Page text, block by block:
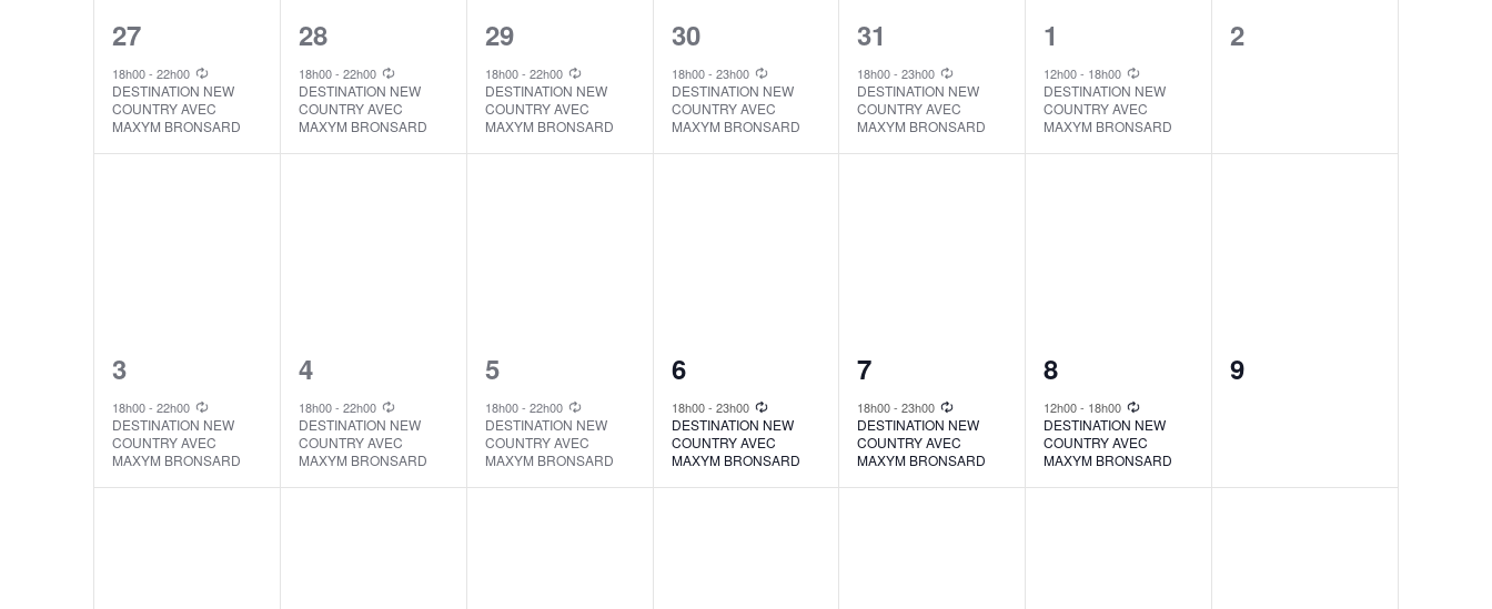
1
event,
27
18h00- 22h00
DESTINATION NEW
COUNTRY AVEC
MAXYM BRONSARD
1
event,
28
18h00- 22h00
DESTINATION NEW
COUNTRY AVEC
MAXYM BRONSARD
1
event,
29
18h00- 22h00
DESTINATION NEW
COUNTRY AVEC
MAXYM BRONSARD
1
event,
30
18h00- 23h00
DESTINATION NEW
COUNTRY AVEC
MAXYM BRONSARD
1
event,
31
18h00-23h00
DESTINATION NEW
COUNTRY AVEC
MAXYM BRONSARD
1
event,
1
12h00- 18h00
DESTINATION NEW
COUNTRY AVEC
MAXYM BRONSARD
0
2
1
event,
3
18h00- 22h00
DESTINATION NEW
COUNTRY AVEC
MAXYM BRONSARD
1
event,
4
18h00- 22h00
DESTINATION NEW
COUNTRY AVEC
MAXYM BRONSARD
1
event,
5
18h00- 22h00
DESTINATION NEW
COUNTRY AVEC
MAXYM BRONSARD
1
event,
6
18h00- 23h00
DESTINATION NEW
COUNTRY AVEC
MAXYM BRONSARD
1
event,
7
18h00-23h00
DESTINATION NEW
COUNTRY AVEC
MAXYM BRONSARD
1
event,
8
12h00- 18h00
DESTINATION NEW
COUNTRY AVEC
MAXYM BRONSARD
0
9